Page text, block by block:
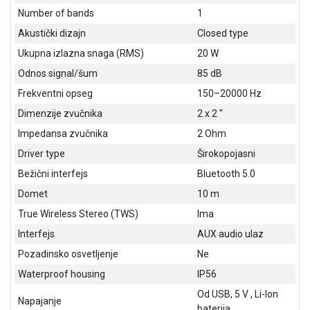
SIGURNOSNA
OPREMA
SOFTWARE
KABLOVI I
KANCELARIJSKI
SVE
KUĆU
PRIBOR
BICIKLE
FITNES
Number of bands
1
Akustički dizajn
Closed type
Ukupna izlazna snaga (RMS)
20 W
Odnos signal/šum
85 dB
Frekventni opseg
150–20000 Hz
Dimenzije zvučnika
2 x 2 "
Impedansa zvučnika
2 Ohm
Driver type
Širokopojasni
Bežični interfejs
Bluetooth 5.0
Domet
10 m
True Wireless Stereo (TWS)
Ima
Interfejs
AUX audio ulaz
Pozadinsko osvetljenje
Ne
Waterproof housing
IP56
Napajanje
Od USB, 5 V , Li-Ion